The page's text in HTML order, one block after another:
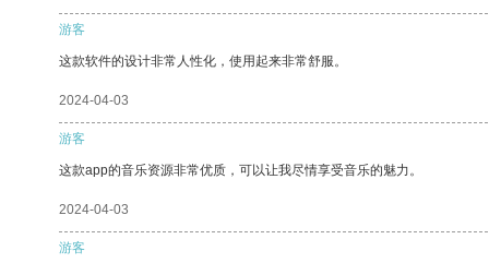
游客
这款软件的设计非常人性化，使用起来非常舒服。
2024-04-03
游客
这款app的音乐资源非常优质，可以让我尽情享受音乐的魅力。
2024-04-03
游客